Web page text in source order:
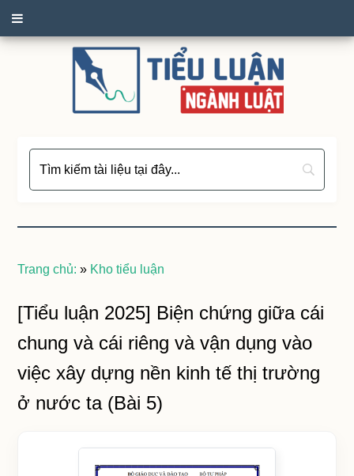
Trang chủ: » Kho tiểu luận
[Tiểu luận 2025] Biện chứng giữa cái
chung và cái riêng và vận dụng vào
việc xây dựng nền kinh tế thị trường
ở nước ta (Bài 5)